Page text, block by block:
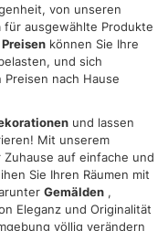
combinarle
loro o che hanno
von unseren
für ausgewählte Produkte
können Sie Ihre
und sich
nach Hause
und lassen
Mit unserem
auf einfache und
Sie Ihren Räumen mit
Gemälden ,
Eleganz und Originalität
völlig verändern